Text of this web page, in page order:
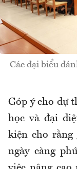
Các đại biểu
Góp ý cho dự
học và đại
kiện cho
ngày càng